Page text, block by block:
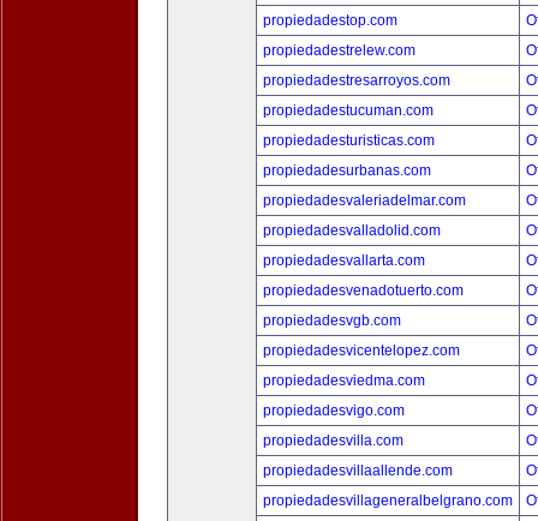
propiedadestop.com
propiedadestrelew.com
propiedadestresarroyos.com
propiedadestucuman.com
propiedadesturisticas.com
propiedadesurbanas.com
propiedadesvaleriadelmar.com
propiedadesvalladolid.com
propiedadesvallarta.com
propiedadesvenadotuerto.com
propiedadesvgb.com
propiedadesvicentelopez.com
propiedadesviedma.com
propiedadesvigo.com
propiedadesvilla.com
propiedadesvillaallende.com
propiedadesvillageneralbelgrano.com